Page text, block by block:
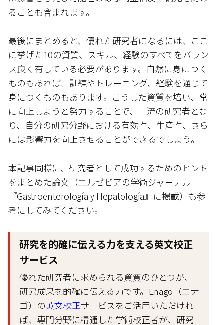
ることも含まれます。
最後にまとめると、優れた研究者になるには、ここ
に挙げた10の資質、スキル、経験のすべてをバラン
ス良く有している必要があります。自然に身につく
ものもあれば、訓練やトレーニング、経験を通じて
身につくものもあります。こうした資質を培い、常
に向上しようと努力することで、一流の研究者とな
り、自分の研究分野における有効性、生産性、さら
には影響力を向上させることができるでしょう。
本記事同様に、研究者として成功するためのヒント
をまとめた論文（エルゼビアの学術ジャーナル
『Gastroenterología y Hepatología』に掲載）も参
考にしてみてください。
研究を的確に伝える力を支える英文校正
サービス
優れた研究者に求められる資質のひとつが、
研究成果を的確に伝える力です。Enago（エナ
ゴ）の英文校正サービスをご活用いただけれ
ば、専門分野に精通した学術校正者が、研究